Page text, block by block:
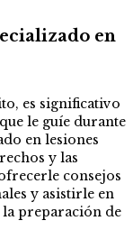
en
es significativo
le guíe durante
en lesiones
y las
consejos
y asistirle en
preparación de